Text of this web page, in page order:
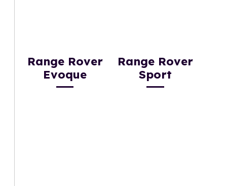
Range Rover
Evoque
Range Rover
Sport